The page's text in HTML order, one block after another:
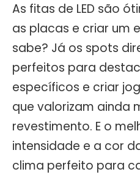
As fitas de LED são
as placas e criar um
sabe? Já os spots
perfeitos para
específicos e criar
que valorizam ainda
revestimento. E o
intensidade e a cor
clima perfeito para